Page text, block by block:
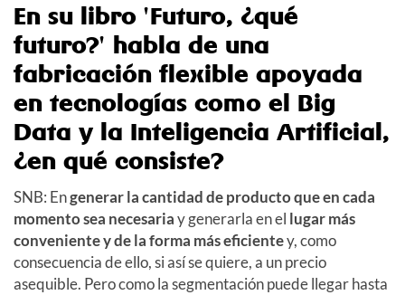
En su libro 'Futuro, ¿qué
futuro?' habla de una
fabricación flexible apoyada
en tecnologías como el Big
Data y la Inteligencia Artificial,
¿en qué consiste?
SNB: Engenerar la cantidad de producto que en cada
momento sea necesariay generarla en el lugar más
conveniente y de la forma más eficientey, como
consecuencia de ello, si así se quiere, a un precio
asequible. Pero como la segmentación puede llegar hasta